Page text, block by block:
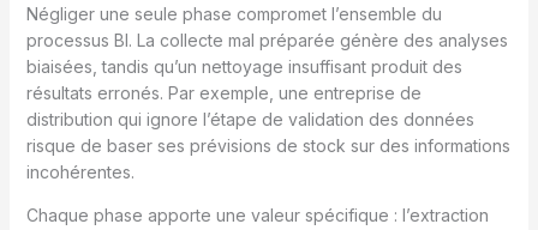
Négliger une seule phase compromet l’ensemble du
processus BI. La collecte mal préparée génère des analyses
biaisées, tandis qu’un nettoyage insuffisant produit des
résultats erronés. Par exemple, une entreprise de
distribution qui ignore l’étape de validation des données
risque de baser ses prévisions de stock sur des informations
incohérentes.
Chaque phase apporte une valeur spécifique : l’extraction